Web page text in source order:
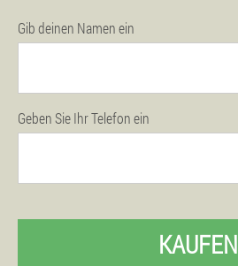
Gib deinen Namen ein
Geben Sie Ihr Telefon ein
KAUFEN